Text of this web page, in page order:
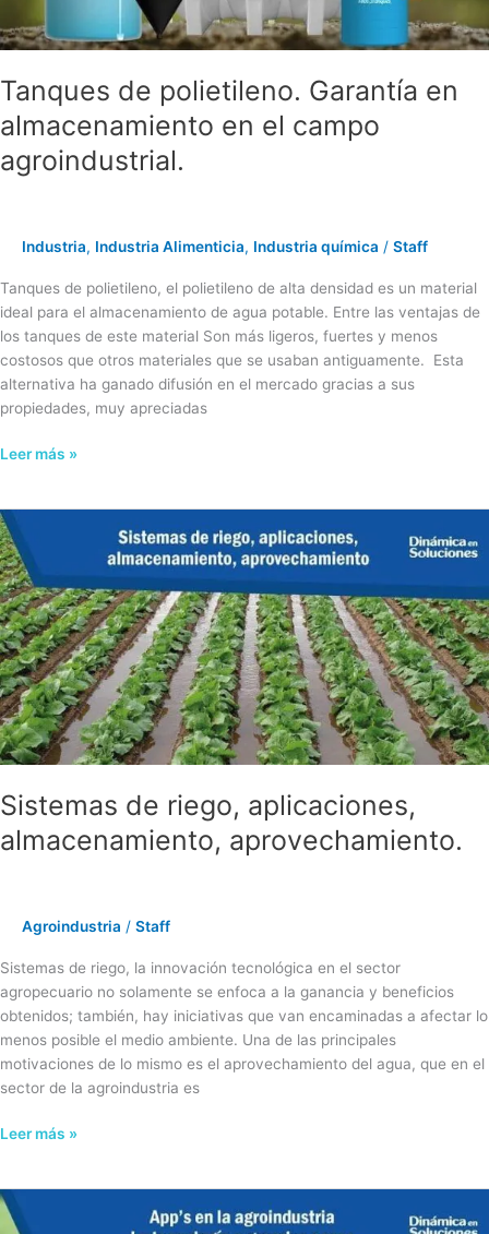
Tanques de polietileno. Garantía en
almacenamiento en el campo
agroindustrial.
Industria, Industria Alimenticia, Industria química / Staff
Tanques de polietileno, el polietileno de alta densidad es un material
ideal para el almacenamiento de agua potable. Entre las ventajas de
los tanques de este material Son más ligeros, fuertes y menos
costosos que otros materiales que se usaban antiguamente. Esta
alternativa ha ganado difusión en el mercado gracias a sus
propiedades, muy apreciadas
agroindustrial.
Leer más »
Sistemas de riego, aplicaciones,
almacenamiento, aprovechamiento.
Agroindustria / Staff
Sistemas de riego, la innovación tecnológica en el sector
agropecuario no solamente se enfoca a la ganancia y beneficios
obtenidos; también, hay iniciativas que van encaminadas a afectar lo
menos posible el medio ambiente. Una de las principales
motivaciones de lo mismo es el aprovechamiento del agua, que en el
sector de la agroindustria es
Sistemas
de
riego,
aplicaciones,
almacenamiento,
aprovechamiento.
Leer más »
App’s
en